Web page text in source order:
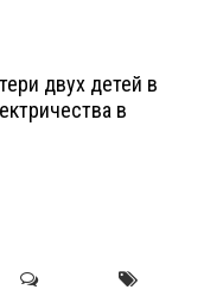
двух детей в
в